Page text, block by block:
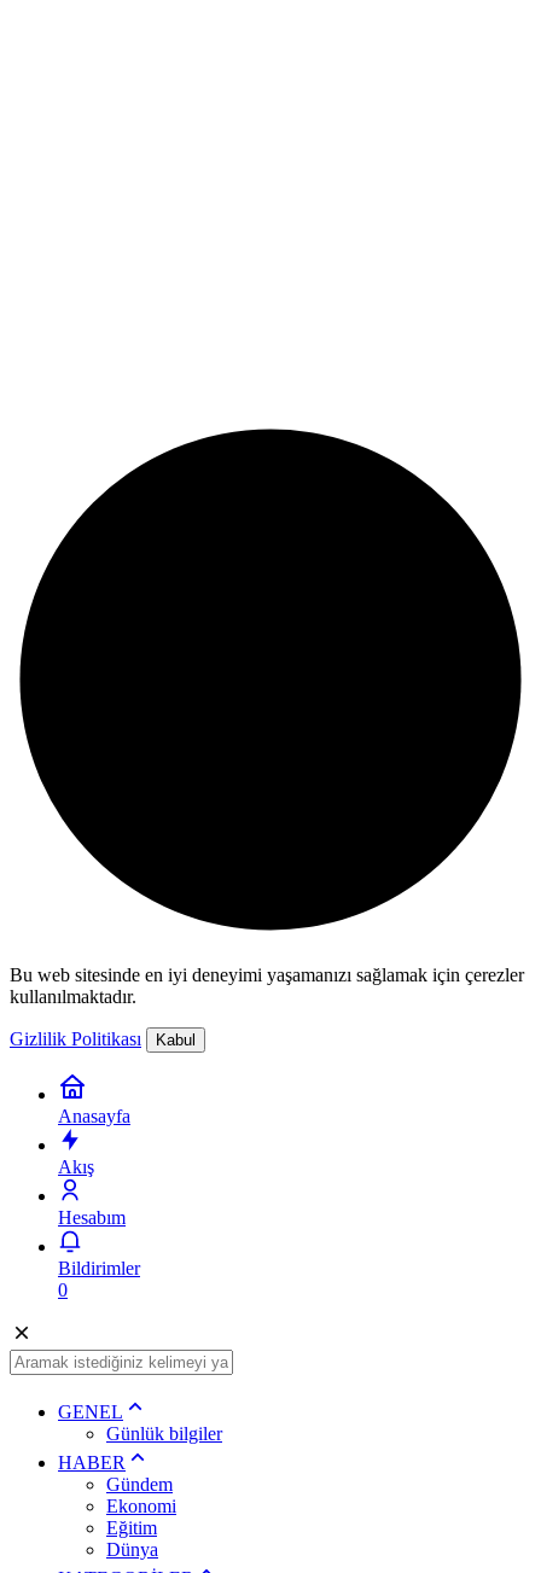
Bu web sitesinde en iyi deneyimi yaşamanızı sağlamak için çerezler
kullanılmaktadır.
Gizlilik Politikası Kabul
Anasayfa
Akış
Hesabım
Bildirimler
0
GENEL
Günlük bilgiler
HABER
Gündem
Ekonomi
Eğitim
Dünya